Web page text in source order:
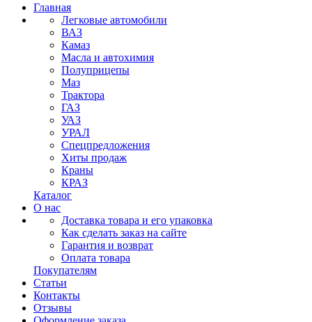
Главная
Легковые автомобили
ВАЗ
Камаз
Масла и автохимия
Полуприцепы
Маз
Трактора
ГАЗ
УАЗ
УРАЛ
Спецпредложения
Хиты продаж
Краны
КРАЗ
Каталог
О нас
Доставка товара и его упаковка
Как сделать заказ на сайте
Гарантия и возврат
Оплата товара
Покупателям
Статьи
Контакты
Отзывы